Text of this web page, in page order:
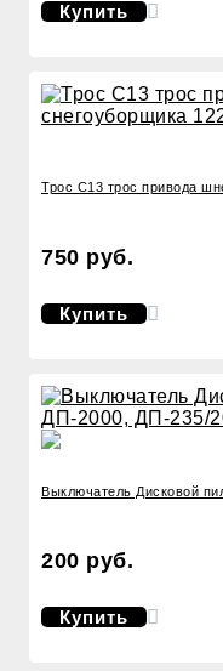
Купить
Трос C13 трос привода
750 руб.
Купить
Выключатель Дисковой
200 руб.
Купить